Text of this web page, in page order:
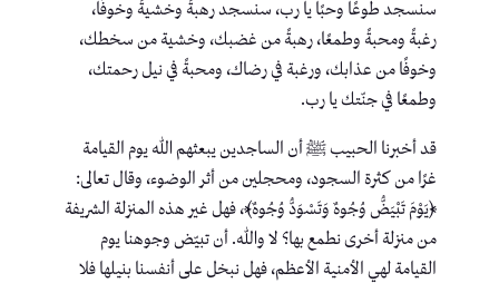
سنسجد طوعًا وحبًا يا رب، سنسجد رهبةً وخشيةً وخوفًا،
رغبةً ومحبةً وطمعًا، رهبةً من غضبك، وخشية من سخطك،
وخوفًا من عذابك، ورغبة في رضاك، ومحبةً في نيل رحمتك،
وطمعًا في جنّتك يا رب.
قد أخبرنا الحبيب ﷺ أن الساجدين يبعثهم الله يوم القيامة
غرًا من كثرة السجود، ومحجلين من أثر الوضوء، وقال تعالى:
﴿يَوْمَ تَبْيَضُّ وُجُوهٌ وَتَسْوَدُّ وُجُوهٌ﴾، فهل غير هذه المنزلة الشريفة
من منزلة أخرى نطمع بها؟ لا والله. أن تبيّض وجوهنا يوم
القيامة لهي الأمنية الأعظم، فهل نبخل على أنفسنا بنيلها فلا